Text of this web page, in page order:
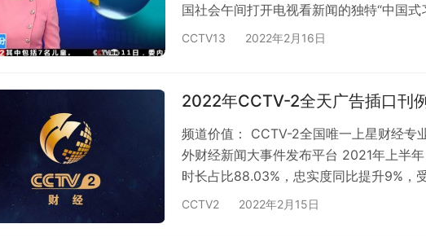
国社会午间打开电视看新闻的独特“中国
家政府重点关注的午间新闻节目。 名嘴
国收视第一远超其他栏目 除“品牌强国工
1、CCTV-新闻；一份投入两份回…
CCTV13 2022年2月16日
2022年CCTV-2全天广告插口刊
频道价值： CCTV-2全国唯一上星财经专
外财经新闻大事件发布平台 2021年上半
时长占比88.03%，忠实度同比提升9%，
品质汇聚最有价值人群 全球财经新闻总汇
CCTV2 2022年2月15日